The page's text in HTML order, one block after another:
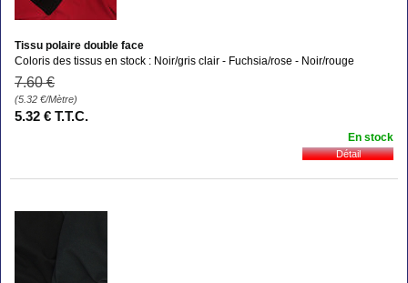
Tissu polaire double face
Coloris des tissus en stock : Noir/gris clair - Fuchsia/rose - Noir/rouge
7.60 €
(5.32 €/Mètre)
5.32 € T.T.C.
En stock